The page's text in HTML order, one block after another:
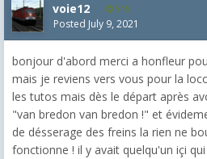
voie12 515
Posted July 9, 2021
bonjour d'abord merci a honfleur
mais je reviens vers vous pour la
les tutos mais dès le départ après
"van bredon van bredon !" et
de désserage des freins la rien ne
fonctionne ! il y avait quelqu'un içi